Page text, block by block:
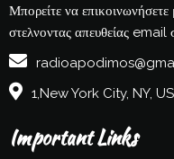
Μπορείτε να
στελνοντας απευθείας email
1,New York City, NY,
Important Links